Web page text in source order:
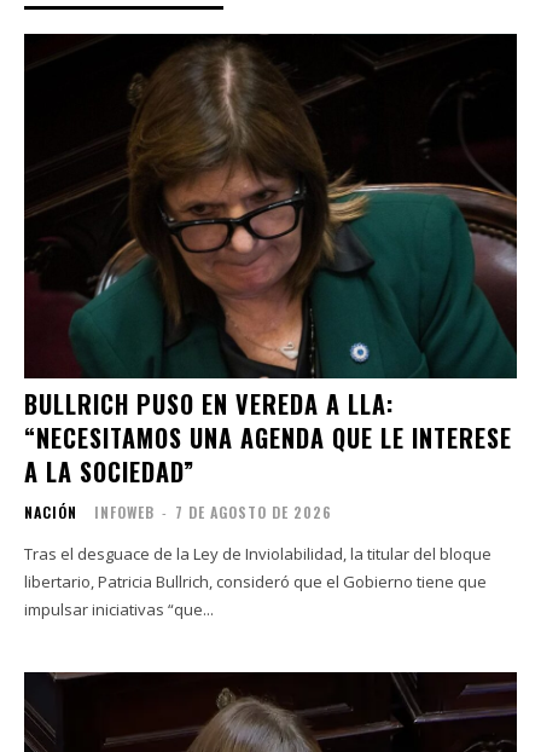
BULLRICH PUSO EN VEREDA A LLA:
“NECESITAMOS UNA AGENDA QUE LE INTERESE
A LA SOCIEDAD”
NACIÓN INFOWEB - 7 DE AGOSTO DE 2026
Tras el desguace de la Ley de Inviolabilidad, la titular del bloque
libertario, Patricia Bullrich, consideró que el Gobierno tiene que
impulsar iniciativas “que...